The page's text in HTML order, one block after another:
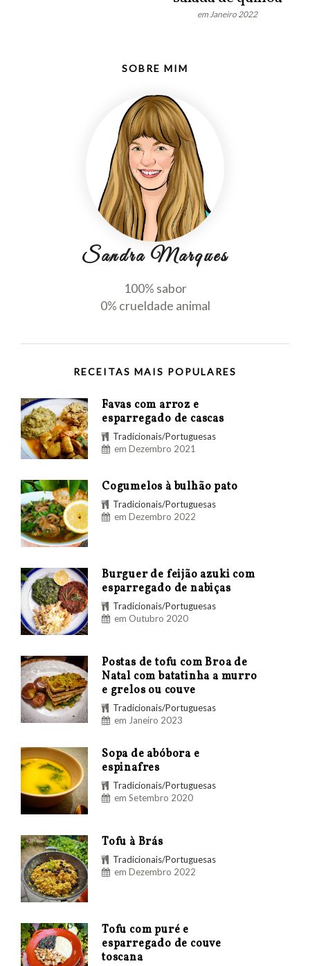
em Janeiro 2022
SOBRE MIM
Sandra Marques
100% sabor
0% crueldade animal
RECEITAS MAIS POPULARES
Favas com arroz e
esparregado de cascas
Tradicionais/Portuguesas
em Dezembro 2021
Cogumelos à bulhão pato
Tradicionais/Portuguesas
em Dezembro 2022
Burguer de feijão azuki com
esparregado de nabiças
Tradicionais/Portuguesas
em Outubro 2020
Postas de tofu com Broa de
Natal com batatinha a murro
e grelos ou couve
Tradicionais/Portuguesas
em Janeiro 2023
Sopa de abóbora e
espinafres
Tradicionais/Portuguesas
em Setembro 2020
Tofu à Brás
Tradicionais/Portuguesas
em Dezembro 2022
Tofu com puré e
esparregado de couve
toscana